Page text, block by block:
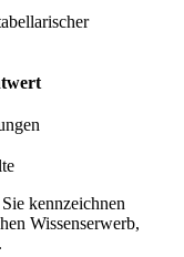
kennzeichnen
Wissenserwerb,